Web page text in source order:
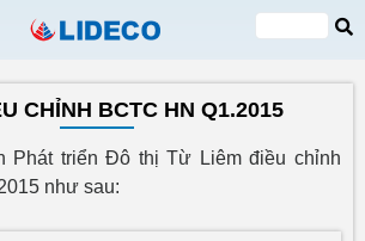
VI
EN
CHỈNH BCTC HN Q1.2015
Phát triển Đô thị Từ Liêm điều chỉnh
như sau: